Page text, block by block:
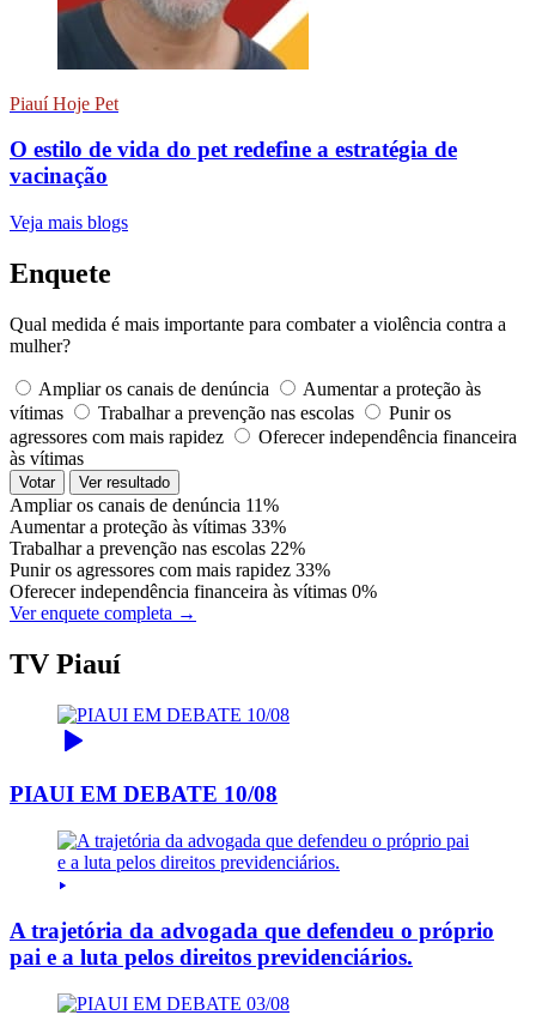
Piauí Hoje Pet
O estilo de vida do pet redefine a estratégia de
vacinação
Veja mais blogs
Enquete
Qual medida é mais importante para combater a violência contra a
mulher?
Ampliar os canais de denúncia
Aumentar a proteção às
vítimas
Trabalhar a prevenção nas escolas
Punir os
agressores com mais rapidez
Oferecer independência financeira
às vítimas
Votar Ver resultado
Ampliar os canais de denúncia 11%
Aumentar a proteção às vítimas 33%
Trabalhar a prevenção nas escolas 22%
Punir os agressores com mais rapidez 33%
Oferecer independência financeira às vítimas 0%
Ver enquete completa →
TV Piauí
PIAUI EM DEBATE 10/08
A trajetória da advogada que defendeu o próprio
pai e a luta pelos direitos previdenciários.